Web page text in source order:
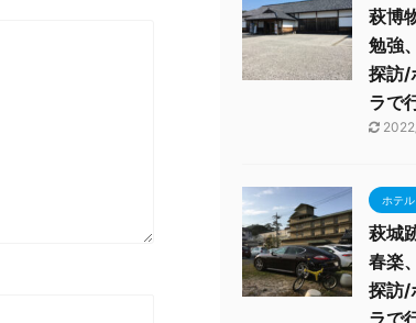
萩博
勉強
探訪/
ラで
ホテ
萩城
春楽
探訪/
ラで